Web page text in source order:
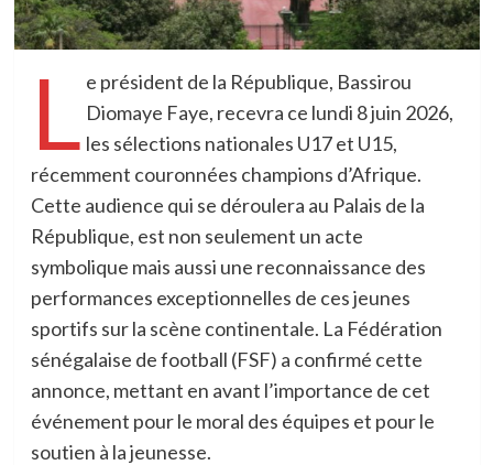
L e président de la République, Bassirou
Diomaye Faye, recevra ce lundi 8 juin 2026,
les sélections nationales U17 et U15,
récemment couronnées champions d’Afrique.
Cette audience qui se déroulera au Palais de la
République, est non seulement un acte
symbolique mais aussi une reconnaissance des
performances exceptionnelles de ces jeunes
sportifs sur la scène continentale. La Fédération
sénégalaise de football (FSF) a confirmé cette
annonce, mettant en avant l’importance de cet
événement pour le moral des équipes et pour le
soutien à la jeunesse.